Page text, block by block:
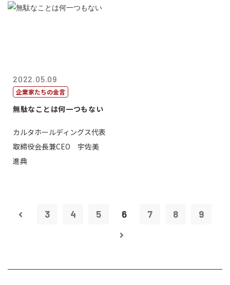
2022.05.09
企業家たちの金言
無駄なことは何一つもない
カルタホールディングス代表
取締役会長兼CEO 宇佐美
進典
3 4 5 6 7 8 9